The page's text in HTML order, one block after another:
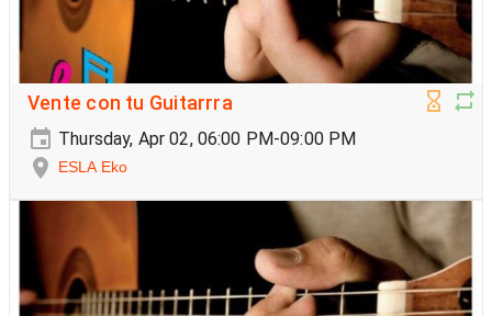
Vente con tu Guitarrra
Thursday, Apr 02, 06:00 PM-09:00 PM
ESLA Eko